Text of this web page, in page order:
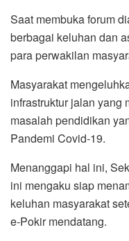
Saat membuka forum
berbagai keluhan dan
para perwakilan
Masyarakat
infrastruktur jalan yang
masalah pendidikan
Pandemi Covid-19.
Menanggapi hal ini,
ini mengaku siap
keluhan masyarakat
e-Pokir mendatang.